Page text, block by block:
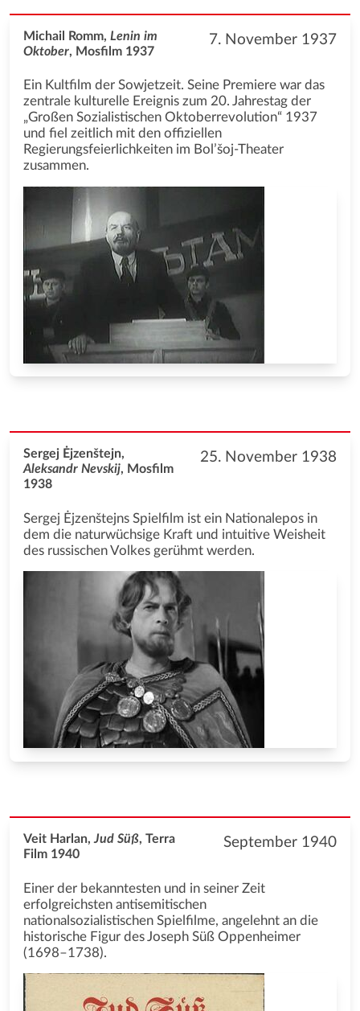
7. November 1937
Michail Romm, Lenin im
Oktober, Mosfilm 1937
Ein Kultfilm der Sowjetzeit. Seine Premiere war das
zentrale kulturelle Ereignis zum 20. Jahrestag der
„Großen Sozialistischen Oktoberrevolution“ 1937
und fiel zeitlich mit den offiziellen
Regierungsfeierlichkeiten im Bol’šoj-Theater
zusammen.
25. November 1938
Sergej Ėjzenštejn,
Aleksandr Nevskij, Mosfilm
1938
Sergej Ėjzenštejns Spielfilm ist ein Nationalepos in
dem die naturwüchsige Kraft und intuitive Weisheit
des russischen Volkes gerühmt werden.
September 1940
Veit Harlan,Jud Süß, Terra
Film 1940
Einer der bekanntesten und in seiner Zeit
erfolgreichsten antisemitischen
nationalsozialistischen Spielfilme, angelehnt an die
historische Figur des Joseph Süß Oppenheimer
(1698–1738).